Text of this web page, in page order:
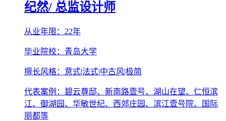
纪然/ 总监设计师
从业年限：22年
毕业院校：青岛大学
擅长风格：意式|法式|中古风|极简
代表案例：碧云尊邸、新南路壹号、湖山在望、仁恒滨
江、御湖园、华敏世纪、西郊庄园、滨江壹号院、国际
丽都等